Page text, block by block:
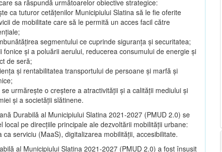
sa răspundă următoarelor obiective strategice:
ca tuturor cetățenilor Municipiului Slatina să le fie oferite
de mobilitate care să le permită un acces facil către
segmentului ce cuprinde siguranța și securitatea;
fonice și a poluării aerului, reducerea consumului de energie și
de seră;
și rentabilitatea transportului de persoane și marfă și
urmărește o creștere a atractivității și a calității mediului și
și a societății slătinene.
Durabilă al Municipiului Slatina 2021-2027 (PMUD 2.0) se
local pe direcțiile principale ale dezvoltării mobilității urbane:
serviciu (MaaS), digitalizarea mobilității, accesibilitate.
al Municipiului Slatina 2021-2027 (PMUD 2.0) a fost însușit